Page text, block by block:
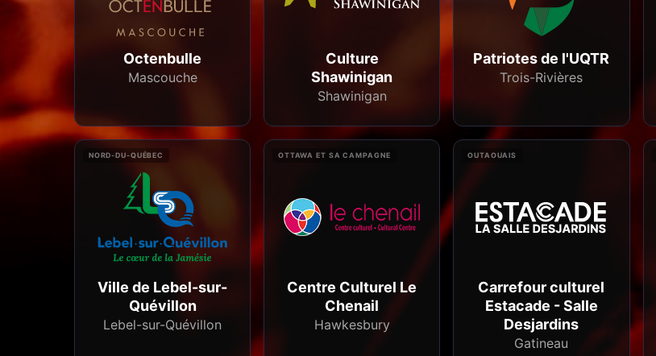
Octenbulle
Mascouche
Culture
Shawinigan
Shawinigan
Patriotes de l'UQTR
Trois-Rivières
NORD-DU-QUÉBEC
Ville de Lebel-sur-
Quévillon
Lebel-sur-Quévillon
OTTAWA ET SA CAMPAGNE
Centre Culturel Le
Chenail
Hawkesbury
OUTAOUAIS
Carrefour culturel
Estacade - Salle
Desjardins
Gatineau